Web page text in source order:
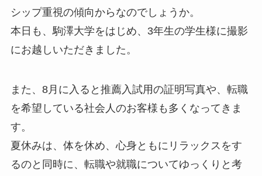
シップ重視の傾向からなのでしょうか。
本日も、駒澤大学をはじめ、3年生の学生様に撮影
にお越しいただきました。
また、8月に入ると推薦入試用の証明写真や、転職
を希望している社会人のお客様も多くなってきま
す。
夏休みは、体を休め、心身ともにリラックスをす
るのと同時に、転職や就職についてゆっくりと考